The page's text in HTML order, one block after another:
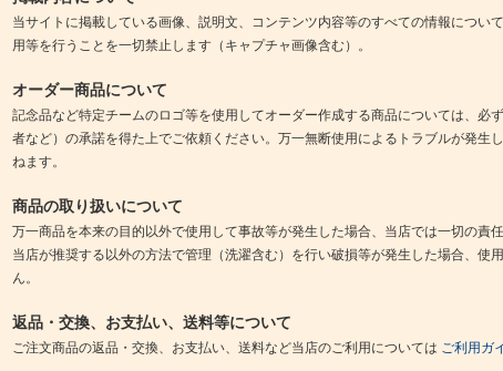
当サイトに掲載している画像、説明文、コンテンツ内容等のすべての情報につい
用等を行うことを一切禁止します（キャプチャ画像含む）。
オーダー商品について
記念品など特定チームのロゴ等を使用してオーダー作成する商品については、必
者など）の承諾を得た上でご依頼ください。万一無断使用によるトラブルが発生
ねます。
商品の取り扱いについて
万一商品を本来の目的以外で使用して事故等が発生した場合、当店では一切の責
当店が推奨する以外の方法で管理（洗濯含む）を行い破損等が発生した場合、使
ん。
返品・交換、お支払い、送料等について
ご注文商品の返品・交換、お支払い、送料など当店のご利用については ご利用ガ